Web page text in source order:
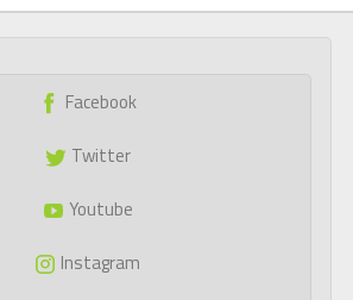
Facebook
Twitter
Youtube
Instagram